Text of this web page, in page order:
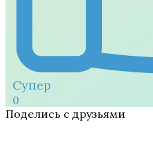
Супер
0
Поделись с друзьями